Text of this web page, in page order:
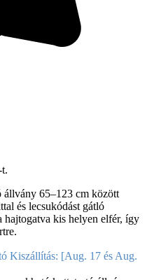
állvány 65–123 cm között
és lecsukódást gátló
hajtogatva kis helyen elfér, így
Kiszállítás: [Aug. 17 és Aug.